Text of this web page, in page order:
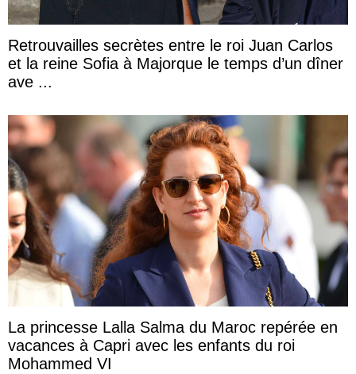
Retrouvailles secrètes entre le roi Juan Carlos
et la reine Sofia à Majorque le temps d’un dîner
ave ...
La princesse Lalla Salma du Maroc repérée en
vacances à Capri avec les enfants du roi
Mohammed VI